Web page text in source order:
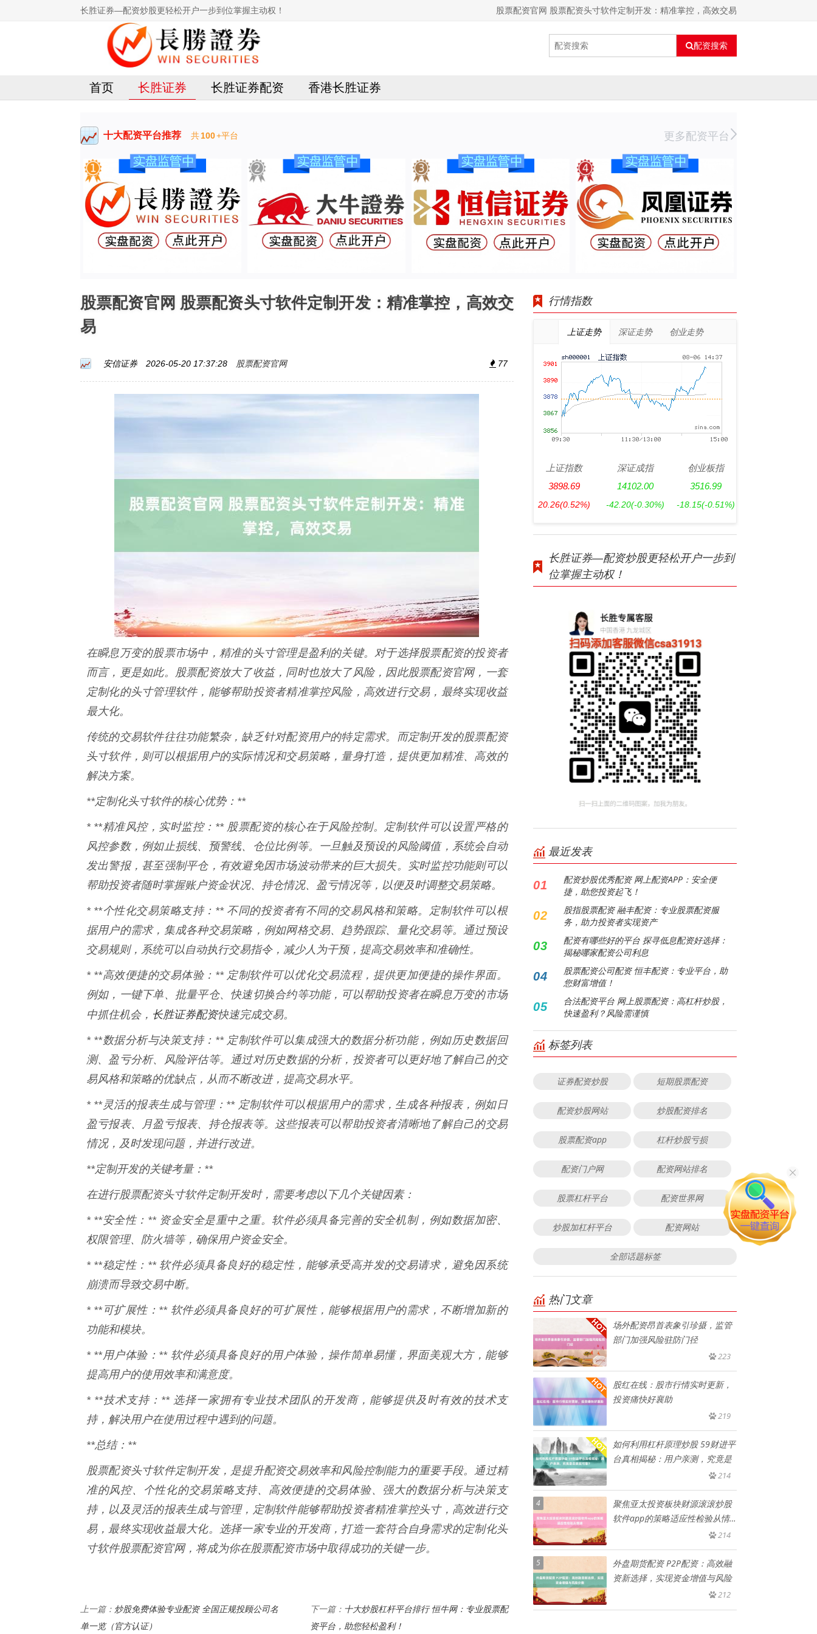
长胜证券—配资炒股更轻松开户一步到位掌握主动权！ 股票配资官网 股票配资头寸软件定制开发：精准掌控，高效交易
配资搜索
首页 长胜证券 长胜证券配资 香港长胜证券
十大配资平台推荐 共100+平台 更多配资平台
股票配资官网 股票配资头寸软件定制开发：精准掌控，高效交
易
安信证券 2026-05-20 17:37:28 股票配资官网 77
在瞬息万变的股票市场中，精准的头寸管理是盈利的关键。对于选择股票配资的投资者
而言，更是如此。股票配资放大了收益，同时也放大了风险，因此股票配资官网，一套
定制化的头寸管理软件，能够帮助投资者精准掌控风险，高效进行交易，最终实现收益
最大化。
传统的交易软件往往功能繁杂，缺乏针对配资用户的特定需求。而定制开发的股票配资
头寸软件，则可以根据用户的实际情况和交易策略，量身打造，提供更加精准、高效的
解决方案。
**定制化头寸软件的核心优势：**
* **精准风控，实时监控：** 股票配资的核心在于风险控制。定制软件可以设置严格的
风控参数，例如止损线、预警线、仓位比例等。一旦触及预设的风险阈值，系统会自动
发出警报，甚至强制平仓，有效避免因市场波动带来的巨大损失。实时监控功能则可以
帮助投资者随时掌握账户资金状况、持仓情况、盈亏情况等，以便及时调整交易策略。
* **个性化交易策略支持：** 不同的投资者有不同的交易风格和策略。定制软件可以根
据用户的需求，集成各种交易策略，例如网格交易、趋势跟踪、量化交易等。通过预设
交易规则，系统可以自动执行交易指令，减少人为干预，提高交易效率和准确性。
* **高效便捷的交易体验：** 定制软件可以优化交易流程，提供更加便捷的操作界面。
例如，一键下单、批量平仓、快速切换合约等功能，可以帮助投资者在瞬息万变的市场
中抓住机会， 长胜证券配资快速完成交易。
* **数据分析与决策支持：** 定制软件可以集成强大的数据分析功能，例如历史数据回
测、盈亏分析、风险评估等。通过对历史数据的分析，投资者可以更好地了解自己的交
易风格和策略的优缺点，从而不断改进，提高交易水平。
* **灵活的报表生成与管理：** 定制软件可以根据用户的需求，生成各种报表，例如日
盈亏报表、月盈亏报表、持仓报表等。这些报表可以帮助投资者清晰地了解自己的交易
情况，及时发现问题，并进行改进。
**定制开发的关键考量：**
在进行股票配资头寸软件定制开发时，需要考虑以下几个关键因素：
* **安全性：** 资金安全是重中之重。软件必须具备完善的安全机制，例如数据加密、
权限管理、防火墙等，确保用户资金安全。
* **稳定性：** 软件必须具备良好的稳定性，能够承受高并发的交易请求，避免因系统
崩溃而导致交易中断。
* **可扩展性：** 软件必须具备良好的可扩展性，能够根据用户的需求，不断增加新的
功能和模块。
* **用户体验：** 软件必须具备良好的用户体验，操作简单易懂，界面美观大方，能够
提高用户的使用效率和满意度。
* **技术支持：** 选择一家拥有专业技术团队的开发商，能够提供及时有效的技术支
持，解决用户在使用过程中遇到的问题。
**总结：**
股票配资头寸软件定制开发，是提升配资交易效率和风险控制能力的重要手段。通过精
准的风控、个性化的交易策略支持、高效便捷的交易体验、强大的数据分析与决策支
持，以及灵活的报表生成与管理，定制软件能够帮助投资者精准掌控头寸，高效进行交
易，最终实现收益最大化。选择一家专业的开发商，打造一套符合自身需求的定制化头
寸软件股票配资官网，将成为你在股票配资市场中取得成功的关键一步。
上一篇： 炒股免费体验专业配资 全国正规投顾公司名
单一览（官方认证）
下一篇： 十大炒股杠杆平台排行 恒牛网：专业股票配
资平台，助您轻松盈利！
行情指数
上证走势 深证走势 创业走势
上证指数
3898.69
20.26(0.52%)
深证成指
14102.00
-42.20(-0.30%)
创业板指
3516.99
-18.15(-0.51%)
长胜证券—配资炒股更轻松开户一步到
位掌握主动权！
最近发表
01
配资炒股优秀配资 网上配资APP：安全便
捷，助您投资起飞！
02
股指股票配资 融丰配资：专业股票配资服
务，助力投资者实现资产
03
配资有哪些好的平台 探寻低息配资好选择：
揭秘哪家配资公司利息
04
股票配资公司配资 恒丰配资：专业平台，助
您财富增值！
05
合法配资平台 网上股票配资：高杠杆炒股，
快速盈利？风险需谨慎
标签列表
证券配资炒股 短期股票配资
配资炒股网站 炒股配资排名
股票配资app 杠杆炒股亏损
配资门户网 配资网站排名
股票杠杆平台 配资世界网
炒股加杠杆平台 配资网站
全部话题标签
热门文章
场外配资昂首表象引珍摄，监管
部门加强风险驻防门径
223
股红在线：股市行情实时更新，
投资痛快好襄助
219
如何利用杠杆原理炒股 59财进平
台真相揭秘：用户亲测，究竟是
214
4
聚焦亚太投资板块财源滚滚炒股
软件app的策略适应性检验从情
214
5
外盘期货配资 P2P配资：高效融
资新选择，实现资金增值与风险
212